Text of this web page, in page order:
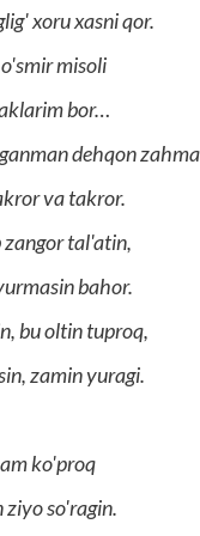
xoru xasni qor.
misoli
bor…
dehqon
va takror.
tal'atin,
bahor.
bu oltin tuproq,
zamin yuragi.
ko'proq
so'ragin.